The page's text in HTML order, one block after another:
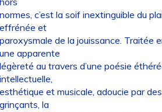
c’est la soif inextinguible du
et
de la jouissance. Traitée
apparente
au travers d’une poésie
et musicale, adoucie par
la